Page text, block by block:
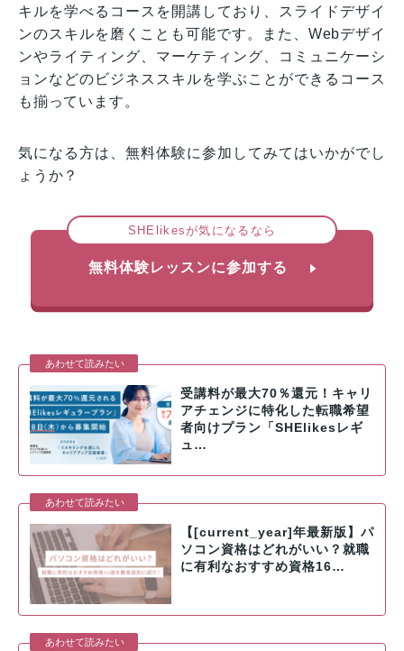
キルを学べるコースを開講しており、スライドデザイ
ンのスキルを磨くことも可能です。また、Webデザイ
ンやライティング、マーケティング、コミュニケーシ
ョンなどのビジネススキルを学ぶことができるコース
も揃っています。
気になる方は、無料体験に参加してみてはいかがでし
ょうか？
SHElikesが気になるなら
無料体験レッスンに参加する
受講料が最大70％還元！キャリ
アチェンジに特化した転職希望
者向けプラン「SHElikesレギ
ュ…
【[current_year]年最新版】パ
ソコン資格はどれがいい？就職
に有利なおすすめ資格16…